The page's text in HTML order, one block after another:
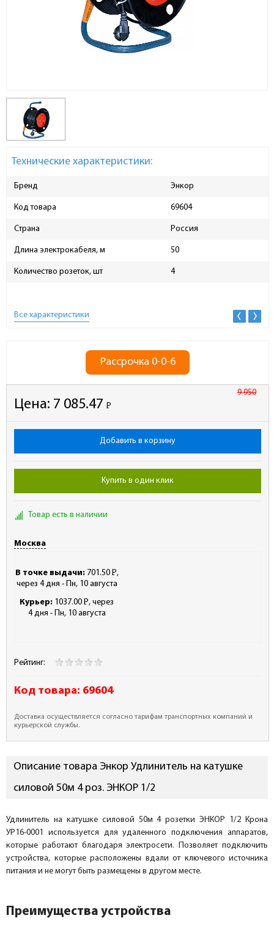
Технические характеристики:
Бренд Энкор
Код товара 69604
Страна Россия
Длина электрокабеля, м 50
Количество розеток, шт 4
Все характеристики
Рассрочка 0-0-6
Цена:
9 950
7 085.47 Р
-
Добавить в корзину
Купить в один клик
Товар есть в наличии
Москва
В точке выдачи: 701.50 Р
- ,
через 4 дня - Пн, 10 августа
Курьер: 1037.00 Р
- , через
4 дня - Пн, 10 августа
Рейтинг:
Код товара: 69604
Доставка осуществляется согласно тарифам транспортных компаний и
курьерской службы.
Описание товара Энкор Удлинитель на катушке
силовой 50м 4 роз. ЭНКОР 1/2
Удлинитель на катушке силовой 50м 4 розетки ЭНКОР 1/2 Крона
УР16-0001 используется для удаленного подключения аппаратов,
которые работают благодаря электросети. Позволяет подключить
устройства, которые расположены вдали от ключевого источника
питания и не могут быть размещены в другом месте.
Преимущества устройства